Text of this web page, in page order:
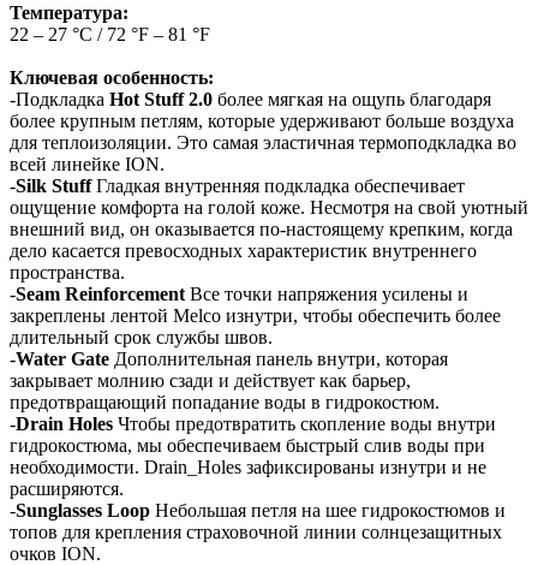
Температура:
22 – 27 °С / 72 °F – 81 °F
Ключевая особенность:
-Подкладка Hot Stuff 2.0 более мягкая на ощупь благодаря
более крупным петлям, которые удерживают больше воздуха
для теплоизоляции. Это самая эластичная термоподкладка во
всей линейке ION.
-Silk StuffГладкая внутренняя подкладка обеспечивает
ощущение комфорта на голой коже. Несмотря на свой уютный
внешний вид, он оказывается по-настоящему крепким, когда
дело касается превосходных характеристик внутреннего
пространства.
-Seam Reinforcement Все точки напряжения усилены и
закреплены лентой Melco изнутри, чтобы обеспечить более
длительный срок службы швов.
-Water Gate Дополнительная панель внутри, которая
закрывает молнию сзади и действует как барьер,
предотвращающий попадание воды в гидрокостюм.
-Drain Holes Чтобы предотвратить скопление воды внутри
гидрокостюма, мы обеспечиваем быстрый слив воды при
необходимости. Drain_Holes зафиксированы изнутри и не
расширяются.
-Sunglasses Loop Небольшая петля на шее гидрокостюмов и
топов для крепления страховочной линии солнцезащитных
очков ION.